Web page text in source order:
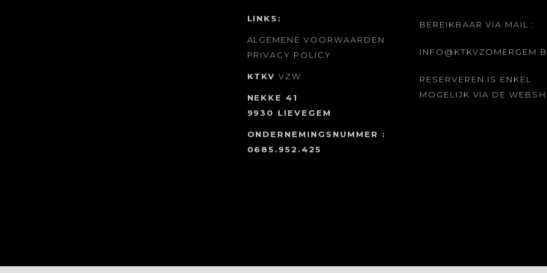
LINKS:
ALGEMENE VOORWAARDEN
PRIVACY POLICY
KTKV VZW
NEKKE 41
9930 LIEVEGEM
ONDERNEMINGSNUMMER :
0685.952.425
BEREIKBAAR VIA MAIL :
RESERVEREN IS ENKEL
MOGELIJK VIA DE